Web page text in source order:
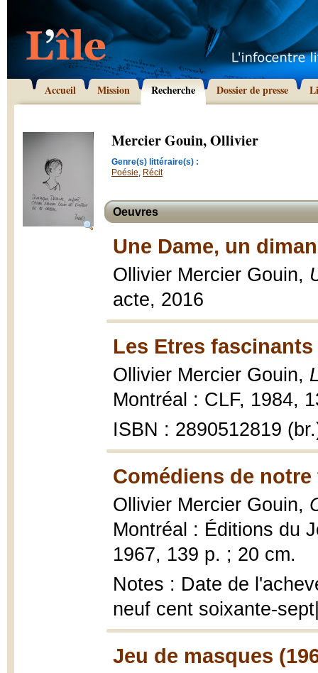
Accueil Mission Recherche Dossier de presse
Mercier Gouin, Ollivier
Genre(s) littéraire(s) :
Poésie, Récit
Oeuvres
Une Dame, un
Ollivier Mercier Gouin,
acte, 2016
Les Etres
Ollivier Mercier Gouin,
Montréal : CLF, 1984,
ISBN : 2890512819
Comédiens de
Ollivier Mercier Gouin,
Montréal : Éditions du
1967, 139 p. ; 20 cm.
Notes : Date de
neuf cent soixante-
Jeu de masques